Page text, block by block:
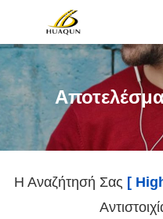
Η Αναζήτησή Σας [